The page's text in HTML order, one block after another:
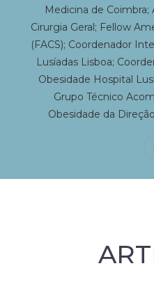
Medicina de
Cirurgia Geral; Fellow
(FACS); Coordenador
Lusíadas Lisboa;
Obesidade Hospital
Grupo Técnico
Obesidade da